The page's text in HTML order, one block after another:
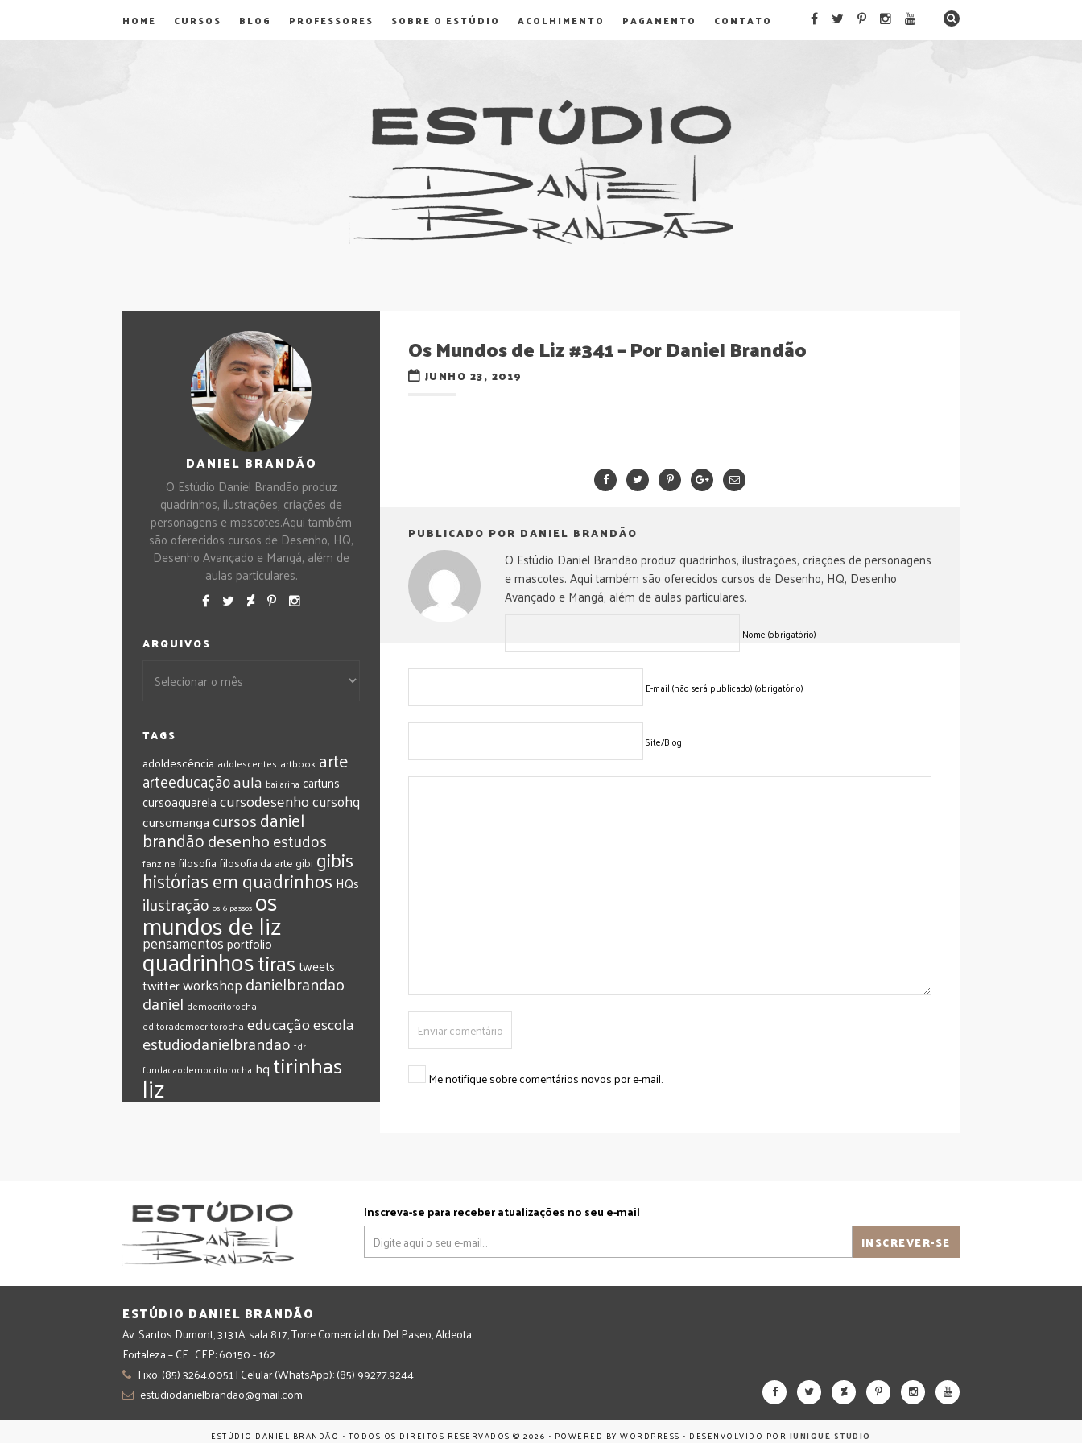
HOME CURSOS BLOG PROFESSORES SOBRE O ESTÚDIO ACOLHIMENTO PAGAMENTO CONTATO
Os Mundos de Liz #341 – Por Daniel Brandão
JUNHO 23, 2019
PUBLICADO POR DANIEL BRANDÃO
O Estúdio Daniel Brandão produz quadrinhos, ilustrações, criações de personagens
e mascotes. Aqui também são oferecidos cursos de Desenho, HQ, Desenho
Avançado e Mangá, além de aulas particulares.
Nome (obrigatório)
E-mail (não será publicado) (obrigatório)
Site/Blog
Me notifique sobre comentários novos por e-mail.
DANIEL BRANDÃO
O Estúdio Daniel Brandão produz
quadrinhos, ilustrações, criações de
personagens e mascotes.Aqui também
são oferecidos cursos de Desenho, HQ,
Desenho Avançado e Mangá, além de
aulas particulares.
ARQUIVOS
TAGS
adoldescência adolescentes artbook arte
arteeducaçãoaula bailarina cartuns
cursoaquarelacursodesenhocursohq
cursomanga cursosdaniel
brandãodesenhoestudos
fanzine filosofia filosofia da arte gibi gibis
histórias em quadrinhos HQs
ilustração os 6 passos os
mundos de liz
pensamentosportfolio
quadrinhostirastweets
twitterworkshop‎danielbrandao‬
‎daniel‬ ‎democritorocha
‎editorademocritorocha ‎educação‎escola
‎estudiodanielbrandao ‎fdr
‎fundacaodemocritorocha ‎hq ‎tirinhas
‪‎liz
Inscreva-se para receber atualizações no seu e-mail
ESTÚDIO DANIEL BRANDÃO
Av. Santos Dumont, 3131A, sala 817, Torre Comercial do Del Paseo, Aldeota.
Fortaleza – CE . CEP: 60150 - 162
Fixo: (85) 3264.0051 | Celular (WhatsApp): (85) 99277.9244
estudiodanielbrandao@gmail.com
ESTÚDIO DANIEL BRANDÃO • TODOS OS DIREITOS RESERVADOS © 2026 • POWERED BYWORDPRESS • DESENVOLVIDO POR IUNIQUE STUDIO